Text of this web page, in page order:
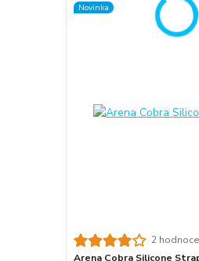
Novinka
2
Arena Cobra Silicone